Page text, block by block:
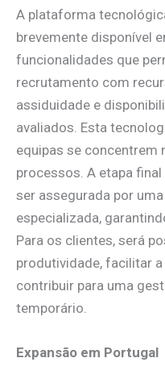
A plataforma
brevemente disponível
funcionalidades que
recrutamento com
assiduidade e
avaliados. Esta
equipas se concentrem
processos. A etapa
ser assegurada por
especializada,
Para os clientes, será
produtividade, facilitar
contribuir para uma
temporário.
Expansão em Portugal